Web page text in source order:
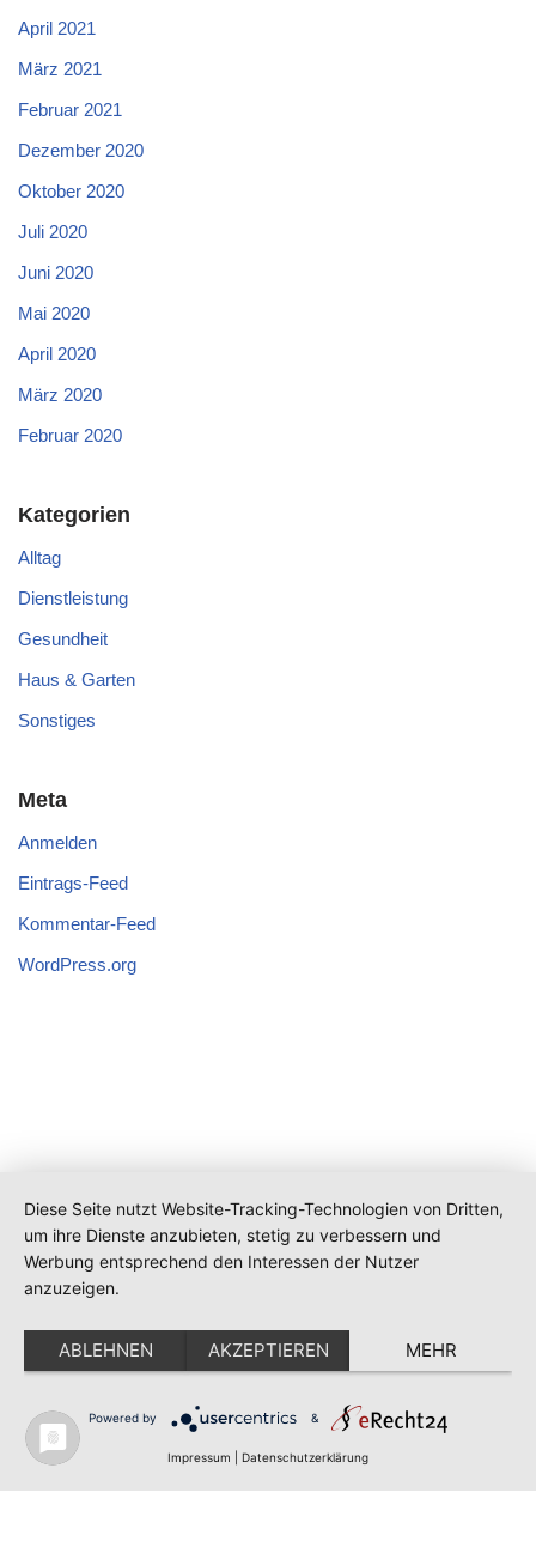
April 2021
März 2021
Februar 2021
Dezember 2020
Oktober 2020
Juli 2020
Juni 2020
Mai 2020
April 2020
März 2020
Februar 2020
Kategorien
Alltag
Dienstleistung
Gesundheit
Haus & Garten
Sonstiges
Meta
Anmelden
Eintrags-Feed
Kommentar-Feed
WordPress.org
Impressum Datenschutz
Copyright - Gewusst wer hilft
Diese Seite nutzt Website-Tracking-Technologien von Dritten,
um ihre Dienste anzubieten, stetig zu verbessern und
Werbung entsprechend den Interessen der Nutzer
anzuzeigen.
ABLEHNEN AKZEPTIEREN MEHR
Powered by &
Impressum Datenschutzerklärung